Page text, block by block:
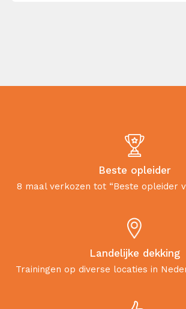
Beste opleider
8 maal verkozen tot “Beste opleider
Landelijke dekking
Trainingen op diverse locaties in